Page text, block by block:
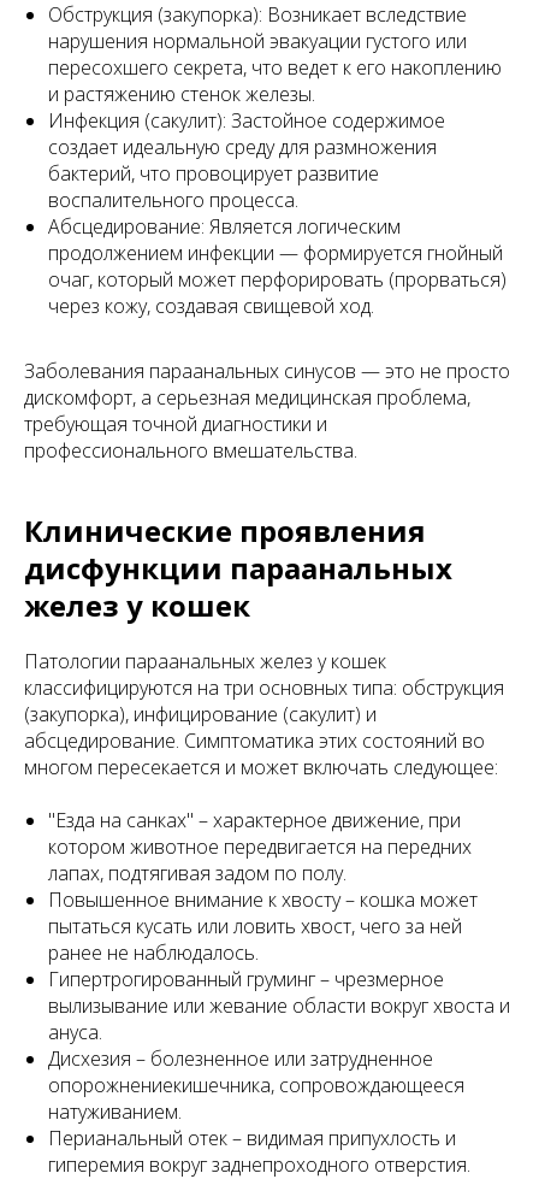
Обструкция (закупорка): Возникает вследствие
нарушения нормальной эвакуации густого или
пересохшего секрета, что ведет к его накоплению
и растяжению стенок железы.
Инфекция (сакулит): Застойное содержимое
создает идеальную среду для размножения
бактерий, что провоцирует развитие
воспалительного процесса.
Абсцедирование: Является логическим
продолжением инфекции — формируется гнойный
очаг, который может перфорировать (прорваться)
через кожу, создавая свищевой ход.
Заболевания параанальных синусов — это не просто
дискомфорт, а серьезная медицинская проблема,
требующая точной диагностики и
профессионального вмешательства.
Клинические проявления
дисфункции параанальных
желез у кошек
Патологии параанальных желез у кошек
классифицируются на три основных типа: обструкция
(закупорка), инфицирование (сакулит) и
абсцедирование. Симптоматика этих состояний во
многом пересекается и может включать следующее:
"Езда на санках" – характерное движение, при
котором животное передвигается на передних
лапах, подтягивая задом по полу.
Повышенное внимание к хвосту – кошка может
пытаться кусать или ловить хвост, чего за ней
ранее не наблюдалось.
Гипертрогированный груминг – чрезмерное
вылизывание или жевание области вокруг хвоста и
ануса.
Дисхезия – болезненное или затрудненное
опорожнениекишечника, сопровождающееся
натуживанием.
Перианальный отек – видимая припухлость и
гиперемия вокруг заднепроходного отверстия.